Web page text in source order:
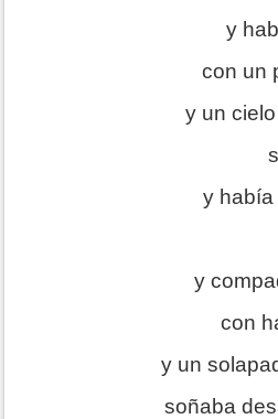
y
con un
y un
y había
y
con
y un
soñaba